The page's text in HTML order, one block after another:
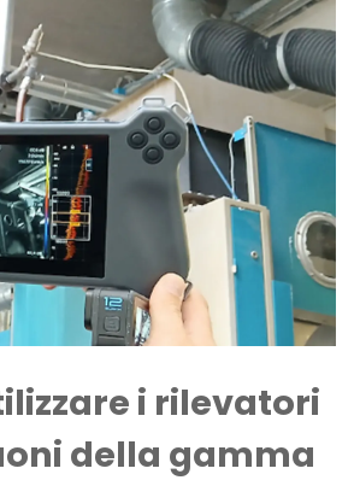
i rilevatori
della gamma